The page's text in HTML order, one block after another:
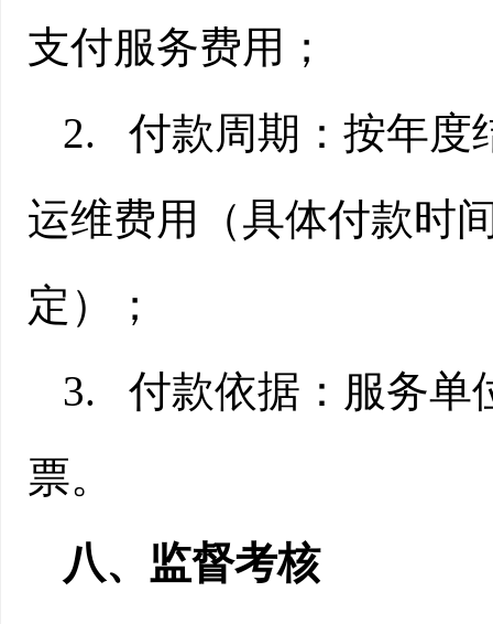
支付服务费用；
2. 付款周期：按年度
运维费用（具体付款时
定）；
3. 付款依据： 服务单
票。
八、监督考核